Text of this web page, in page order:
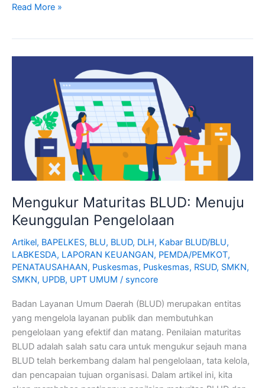
Read More »
Mengukur Maturitas BLUD: Menuju
Keunggulan Pengelolaan
Artikel, BAPELKES, BLU, BLUD, DLH, Kabar BLUD/BLU,
LABKESDA, LAPORAN KEUANGAN, PEMDA/PEMKOT,
PENATAUSAHAAN, Puskesmas, Puskesmas, RSUD, SMKN,
SMKN, UPDB, UPT UMUM / syncore
Badan Layanan Umum Daerah (BLUD) merupakan entitas
yang mengelola layanan publik dan membutuhkan
pengelolaan yang efektif dan matang. Penilaian maturitas
BLUD adalah salah satu cara untuk mengukur sejauh mana
BLUD telah berkembang dalam hal pengelolaan, tata kelola,
dan pencapaian tujuan organisasi. Dalam artikel ini, kita
Keunggulan
Pengelolaan